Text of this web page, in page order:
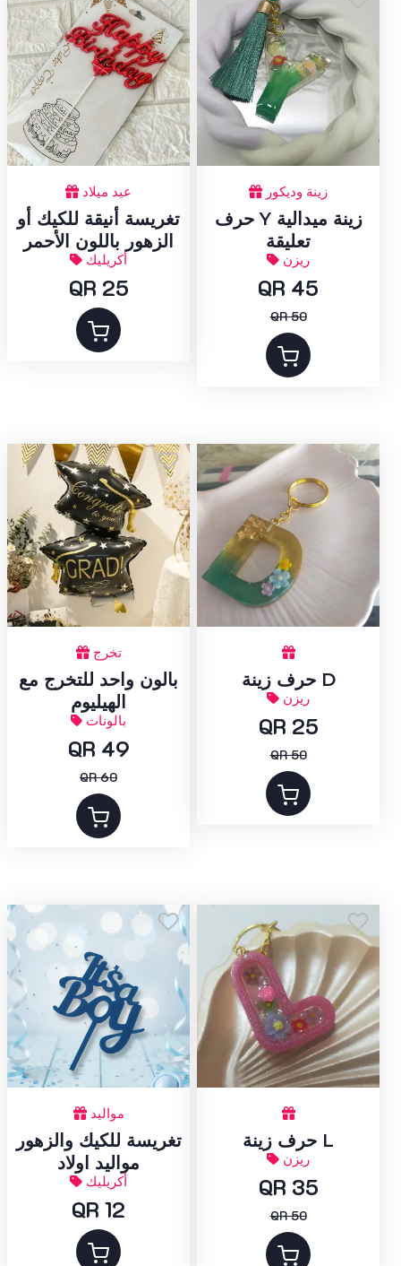
عيد ميلاد
تغريسة أنيقة للكيك أو
الزهور باللون الأحمر
أكريليك
QR 25
زينة وديكور
حرف Y زينة ميدالية
تعليقة
ريزن
QR 45
QR 50
تخرج
بالون واحد للتخرج مع
الهيليوم
بالونات
QR 49
QR 60
حرف زينة D
ريزن
QR 25
QR 50
مواليد
تغريسة للكيك والزهور
مواليد اولاد
أكريليك
QR 12
حرف زينة L
ريزن
QR 35
QR 50